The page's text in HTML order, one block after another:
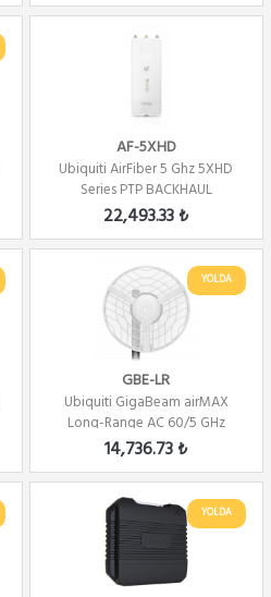
AF-5XHD
Ubiquiti AirFiber 5 Ghz 5XHD
Series PTP BACKHAUL
22,493.33 ₺
YOLDA
GBE-LR
Ubiquiti GigaBeam airMAX
Long-Range AC 60/5 GHz
Radio (GBE-LR)
14,736.73 ₺
YOLDA